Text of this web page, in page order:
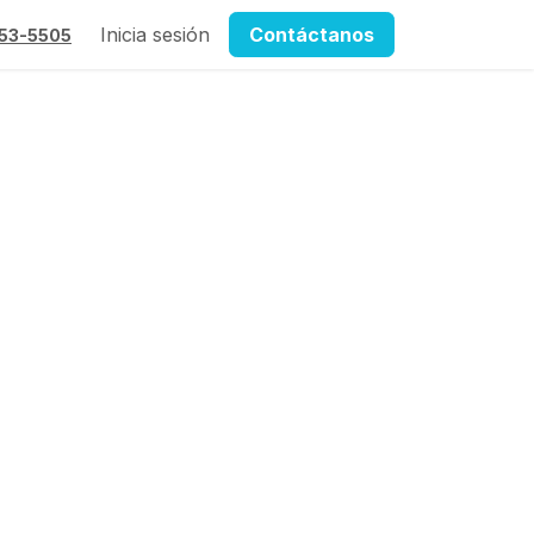
-5505 Inicia sesión Contáctanos